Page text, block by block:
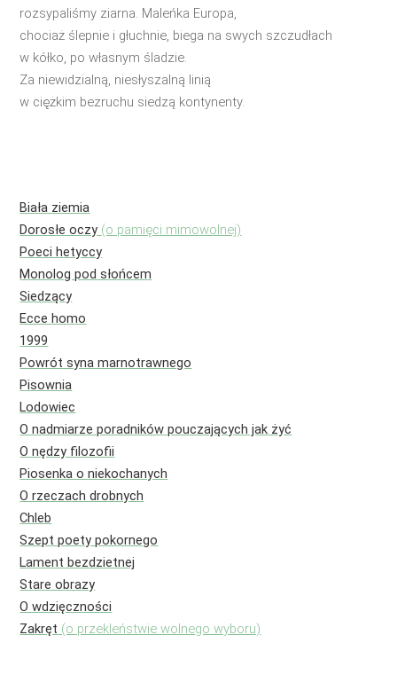
rozsypaliśmy ziarna. Maleńka Europa,
chociaż ślepnie i głuchnie, biega na swych szczudłach
w kółko, po własnym śladzie.
Za niewidzialną, niesłyszalną linią
w ciężkim bezruchu siedzą kontynenty.
Biała ziemia
Dorosłe oczy (o pamięci mimowolnej)
Poeci hetyccy
Monolog pod słońcem
Siedzący
Ecce homo
1999
Powrót syna marnotrawnego
Pisownia
Lodowiec
O nadmiarze poradników pouczających jak żyć
O nędzy filozofii
Piosenka o niekochanych
O rzeczach drobnych
Chleb
Szept poety pokornego
Lament bezdzietnej
Stare obrazy
O wdzięczności
Zakręt (o przekleństwie wolnego wyboru)